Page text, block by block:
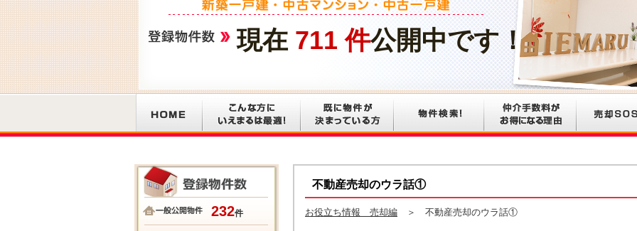
現在 711 件公開中です！
不動産売却のウラ話①
お役立ち情報 売却編 ＞ 不動産売却のウラ話①
232件